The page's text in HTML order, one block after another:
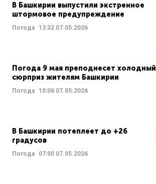
В Башкирии выпустили экстренное
штормовое предупреждение
Погода 13:32 07.05.2026
Погода 9 мая преподнесет холодный
сюрприз жителям Башкирии
Погода 10:06 07.05.2026
В Башкирии потеплеет до +26
градусов
Погода 07:00 07.05.2026